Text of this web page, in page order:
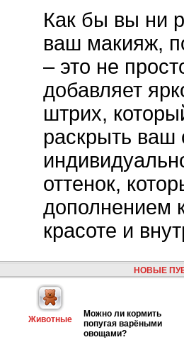
Как бы вы ни
ваш макияж,
– это не
добавляет
штрих,
раскрыть ваш
оттенок,
дополнением
красоте и
НОВЫЕ
Животные
Можно ли кормить
попугая варёными
овощами?